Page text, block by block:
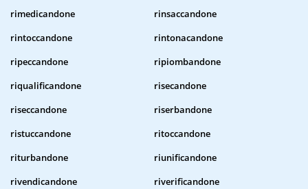
rimedicandone
rinsaccandone
rintoccandone
rintonacandone
ripeccandone
ripiombandone
riqualificandone
risecandone
riseccandone
riserbandone
ristuccandone
ritoccandone
riturbandone
riunificandone
rivendicandone
riverificandone